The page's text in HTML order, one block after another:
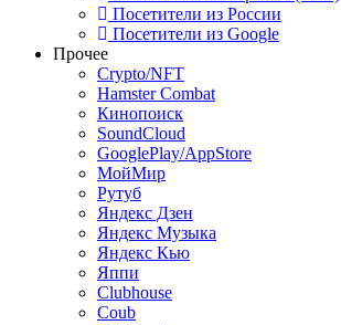
Посетители из России
Посетители из Google
Прочее
Crypto/NFT
Hamster Combat
Кинопоиск
SoundCloud
GooglePlay/AppStore
МойМир
Рутуб
Яндекс Дзен
Яндекс Музыка
Яндекс Кью
Яппи
Clubhouse
Coub